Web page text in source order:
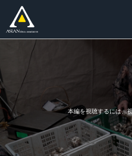
本編を視聴するには、